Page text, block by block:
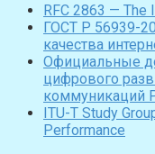
RFC 2863 — The
ГОСТ Р 56939-
качества
Официальные
цифрового
коммуникаций
ITU-T Study
Performance